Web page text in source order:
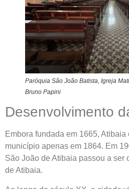
Paróquia São João Batista, Igreja
Bruno Papini
Desenvolvimento
Embora fundada em 1665,
município apenas em 1864. Em
São João de Atibaia passou a ser
de Atibaia.